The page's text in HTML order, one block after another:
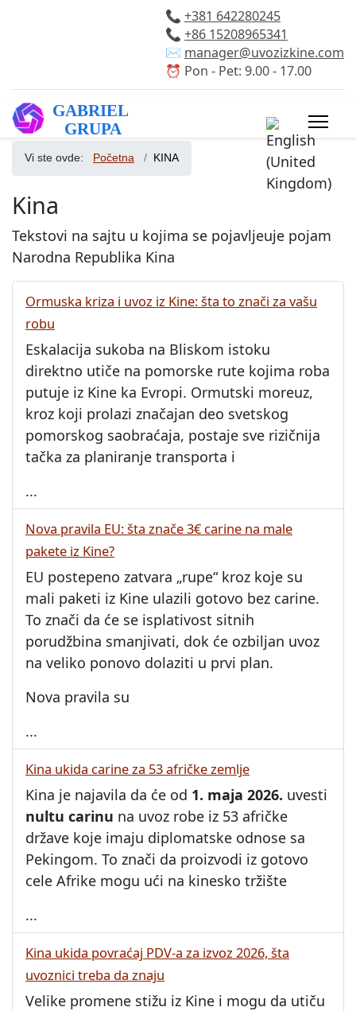
📞 +381 642280245
📞 +86 15208965341
✉️ manager@uvozizkine.com
⏰ Pon - Pet: 9.00 - 17.00
Izaberite vaš
Vi ste ovde: Početna KINA
Kina
Tekstovi na sajtu u kojima se pojavljeuje pojam
Narodna Republika Kina
Ormuska kriza i uvoz iz Kine: šta to znači za vašu
robu
Eskalacija sukoba na Bliskom istoku
direktno utiče na pomorske rute kojima roba
putuje iz Kine ka Evropi. Ormutski moreuz,
kroz koji prolazi značajan deo svetskog
pomorskog saobraćaja, postaje sve rizičnija
tačka za planiranje transporta i
...
Nova pravila EU: šta znače 3€ carine na male
pakete iz Kine?
EU postepeno zatvara „rupe“ kroz koje su
mali paketi iz Kine ulazili gotovo bez carine.
To znači da će se isplativost sitnih
porudžbina smanjivati, dok će ozbiljan uvoz
na veliko ponovo dolaziti u prvi plan.
Nova pravila su
...
Kina ukida carine za 53 afričke zemlje
Kina je najavila da će od 1. maja 2026. uvesti
nultu carinu na uvoz robe iz 53 afričke
države koje imaju diplomatske odnose sa
Pekingom. To znači da proizvodi iz gotovo
cele Afrike mogu ući na kinesko tržište
...
Kina ukida povraćaj PDV-a za izvoz 2026, šta
uvoznici treba da znaju
Velike promene stižu iz Kine i mogu da utiču